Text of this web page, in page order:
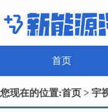
首页
您现在的位置:首页 > 宇